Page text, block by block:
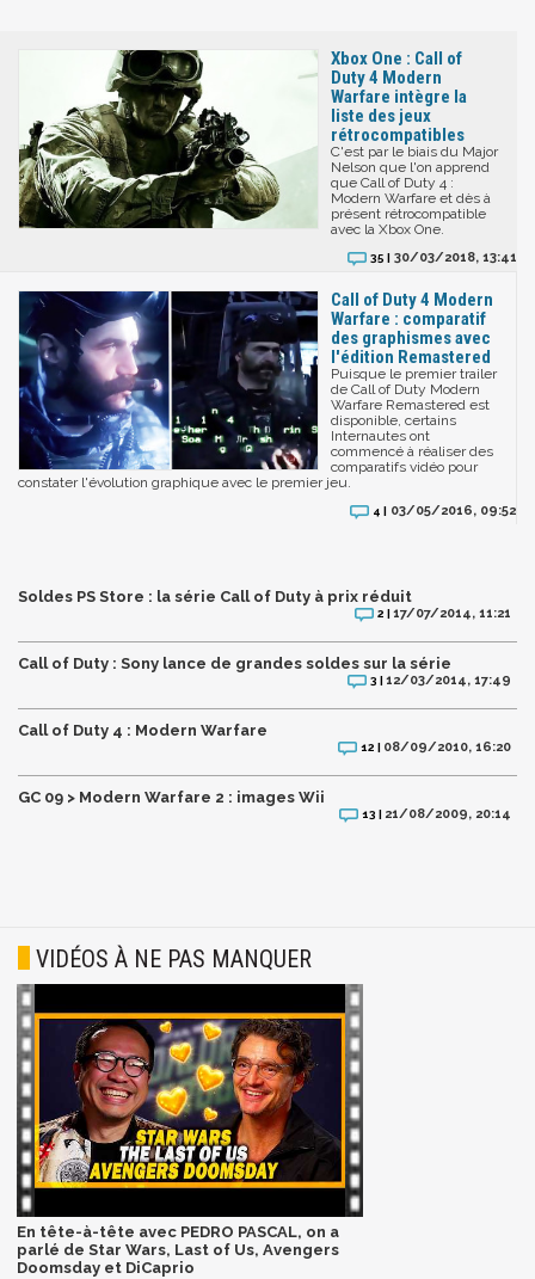
Xbox One : Call of
Duty 4 Modern
Warfare intègre la
liste des jeux
rétrocompatibles
C'est par le biais du Major
Nelson que l'on apprend
que Call of Duty 4 :
Modern Warfare et dès à
présent rétrocompatible
avec la Xbox One.
35 | 30/03/2018, 13:41
Call of Duty 4 Modern
Warfare : comparatif
des graphismes avec
l'édition Remastered
Puisque le premier trailer
de Call of Duty Modern
Warfare Remastered est
disponible, certains
Internautes ont
commencé à réaliser des
comparatifs vidéo pour
constater l'évolution graphique avec le premier jeu.
4 | 03/05/2016, 09:52
Soldes PS Store : la série Call of Duty à prix réduit
2 |17/07/2014, 11:21
Call of Duty : Sony lance de grandes soldes sur la série
3 |12/03/2014, 17:49
Call of Duty 4 : Modern Warfare
12 | 08/09/2010, 16:20
GC 09 > Modern Warfare 2 : images Wii
13 | 21/08/2009, 20:14
VIDÉOS À NE PAS MANQUER
En tête-à-tête avec PEDRO PASCAL, on a
parlé de Star Wars, Last of Us, Avengers
Doomsday et DiCaprio